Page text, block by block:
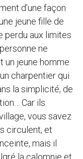
d’une façon
jeune fille de
perdu aux limites
ne
un jeune homme
charpentier qui
la simplicité, de
Car ils
vous savez
circulent, et
mais il
la calomnie et